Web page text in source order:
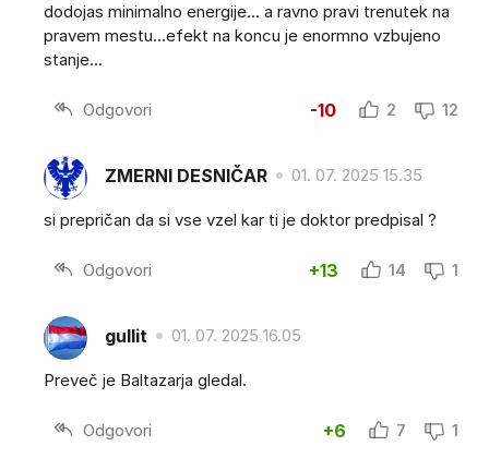
dodojas minimalno energije... a ravno pravi trenutek na
pravem mestu...efekt na koncu je enormno vzbujeno
stanje...
Odgovori -10 2 12
ZMERNI DESNIČAR 01. 07. 2025 15.35
si prepričan da si vse vzel kar ti je doktor predpisal ?
Odgovori +13 14 1
gullit 01. 07. 2025 16.05
Preveč je Baltazarja gledal.
Odgovori +6 7 1